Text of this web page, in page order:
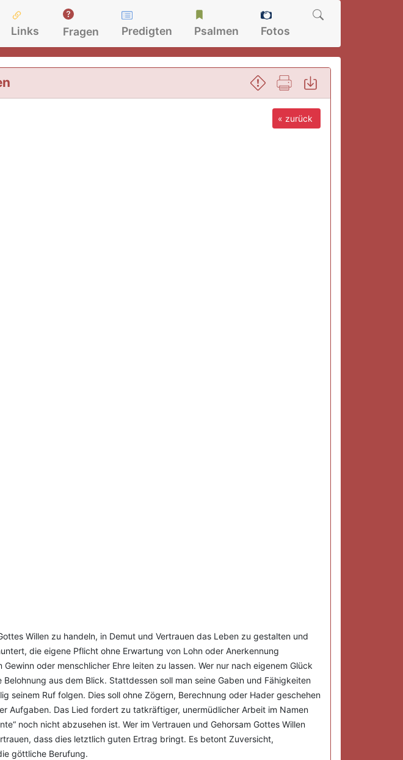
Links Fragen Predigten Psalmen Fotos
« zurück
Willen zu handeln, in Demut und Vertrauen das Leben zu gestalten und
die eigene Pflicht ohne Erwartung von Lohn oder Anerkennung
oder menschlicher Ehre leiten zu lassen. Wer nur nach eigenem Glück
aus dem Blick. Stattdessen soll man seine Gaben und Fähigkeiten
seinem Ruf folgen. Dies soll ohne Zögern, Berechnung oder Hader geschehen
Aufgaben. Das Lied fordert zu tatkräftiger, unermüdlicher Arbeit im Namen
noch nicht abzusehen ist. Wer im Vertrauen und Gehorsam Gottes Willen
dass dies letztlich guten Ertrag bringt. Es betont Zuversicht,
göttliche Berufung.